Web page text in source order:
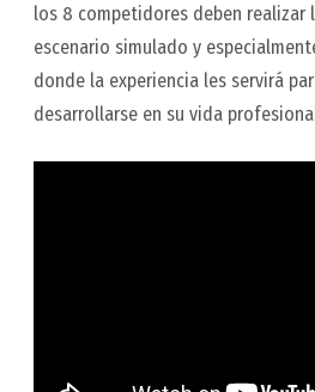
los 8 competidores deben realizar
escenario simulado y
donde la experiencia les servirá
desarrollarse en su vida